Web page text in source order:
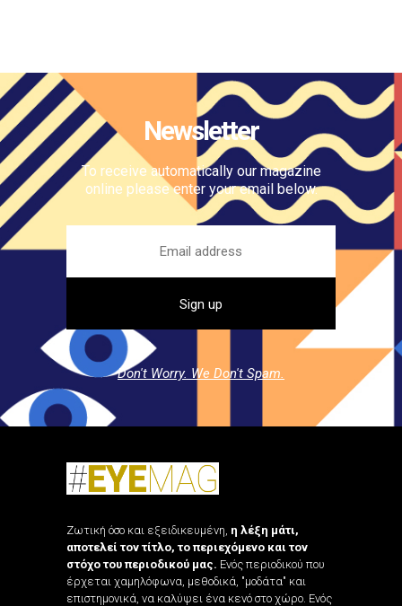
Newsletter
To receive automatically our magazine
online please enter your email below.
Don't Worry. We Don't Spam.
Ζωτική όσο και εξειδικευμένη, η λέξη μάτι,
αποτελεί τον τίτλο, το περιεχόμενο και τον
στόχο του περιοδικού μας. Ενός περιοδικού που
έρχεται χαμηλόφωνα, μεθοδικά, "μοδάτα" και
επιστημονικά, να καλύψει ένα κενό στο χώρο. Ενός